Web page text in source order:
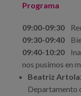
Programa
09:00-09:30
09:30-09:40
09:40-10:20
nos pusimos en
Beatriz
Departamento